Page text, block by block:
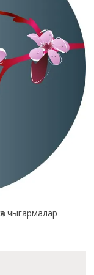
чыгармалар